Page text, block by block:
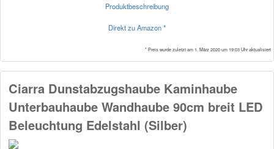
Produktbeschreibung
Direkt zu Amazon *
* Preis wurde zuletzt am 1. März 2020 um 19:03 Uhr aktualisiert
Ciarra Dunstabzugshaube Kaminhaube
Unterbauhaube Wandhaube 90cm breit LED
Beleuchtung Edelstahl (Silber)